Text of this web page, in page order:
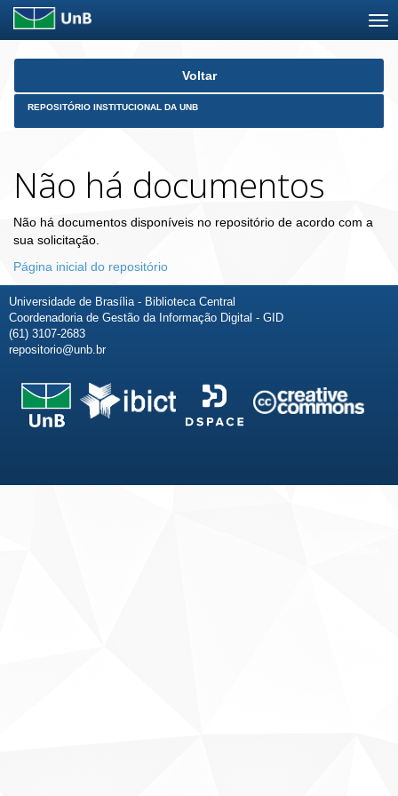
Skip
Voltar
REPOSITÓRIO INSTITUCIONAL DA UNB
Não há documentos
Não há documentos disponíveis no repositório de acordo com a
sua solicitação.
Página inicial do repositório
Universidade de Brasília - Biblioteca Central
Coordenadoria de Gestão da Informação Digital - GID
(61) 3107-2683
repositorio@unb.br